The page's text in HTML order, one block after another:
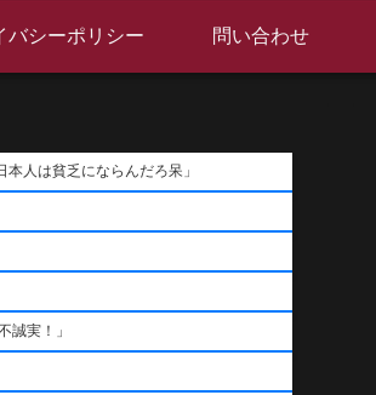
バシーポリシー 問い合わせ
人は貧乏にならんだろ呆」
誠実！」